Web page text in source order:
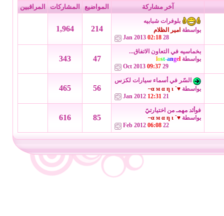
آخر مشاركة المواضيع المشاركات المراقبين
بلوفرات شبابيه
بواسطة امير الظلام
28 Jan 2013
02:18
214
1,964
بخماسيه في التعاون الاتفاق...
بواسطة
lost-angel
29 Oct 2013
09:37
47
343
السّر في أسماء سيارات لكزس
بواسطة ♥` α м α η ι~
21 Jan 2012
12:31
56
465
فوأئد مهمـ من اختيارتيً
بواسطة ♥` α м α η ι~
22 Feb 2012
06:08
85
616